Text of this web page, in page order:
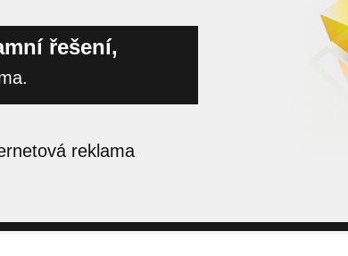
řešení,
reklama